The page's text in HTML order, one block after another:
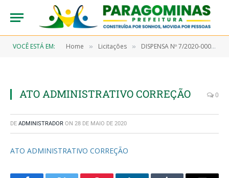
VOCÊ ESTÁ EM: Home » Licitações » DISPENSA Nº 7/2020-00036 (Aquisição de material farmacológico)
ATO ADMINISTRATIVO CORREÇÃO 0
DE ADMINISTRADOR ON 28 DE MAIO DE 2020
ATO ADMINISTRATIVO CORREÇÃO